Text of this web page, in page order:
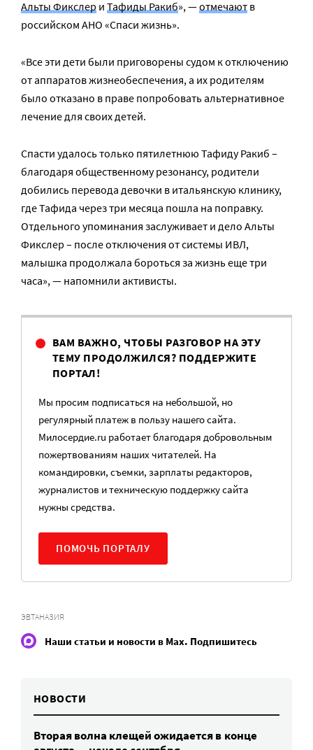
Альты Фикслер и Тафиды Ракиб», —отмечают в
российском АНО «Спаси жизнь».
«Все эти дети были приговорены судом к отключению
от аппаратов жизнеобеспечения, а их родителям
было отказано в праве попробовать альтернативное
лечение для своих детей.
Спасти удалось только пятилетнюю Тафиду Ракиб –
благодаря общественному резонансу, родители
добились перевода девочки в итальянскую клинику,
где Тафида через три месяца пошла на поправку.
Отдельного упоминания заслуживает и дело Альты
Фикслер – после отключения от системы ИВЛ,
малышка продолжала бороться за жизнь еще три
часа», — напомнили активисты.
ВАМ ВАЖНО, ЧТОБЫ РАЗГОВОР НА ЭТУ
ТЕМУ ПРОДОЛЖИЛСЯ? ПОДДЕРЖИТЕ
ПОРТАЛ!
Мы просим подписаться на небольшой, но
регулярный платеж в пользу нашего сайта.
Милосердие.ru работает благодаря добровольным
пожертвованиям наших читателей. На
командировки, съемки, зарплаты редакторов,
журналистов и техническую поддержку сайта
нужны средства.
ПОМОЧЬ ПОРТАЛУ
ЭВТАНАЗИЯ
Наши статьи и новости в Max. Подпишитесь
НОВОСТИ
Вторая волна клещей ожидается в конце